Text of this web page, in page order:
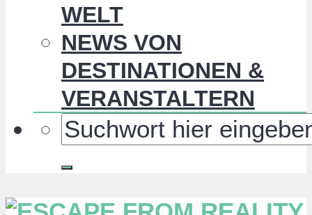
WELT
NEWS VON
DESTINATIONEN &
VERANSTALTERN